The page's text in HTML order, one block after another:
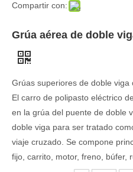
Compartir con:
Grúa aérea de doble
Grúas superiores de doble viga
El carro de polipasto eléctrico
en la grúa del puente de doble
doble viga para ser tratado
viaje cruzado. Se compone
fijo, carrito, motor, freno, búfer,